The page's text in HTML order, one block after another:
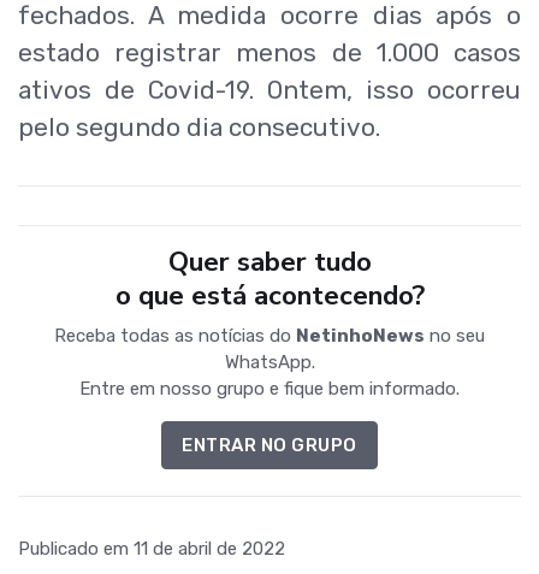
fechados. A medida ocorre dias após o
estado registrar menos de 1.000 casos
ativos de Covid-19. Ontem, isso ocorreu
pelo segundo dia consecutivo.
Quer saber tudo
o que está acontecendo?
Receba todas as notícias do NetinhoNews no seu
WhatsApp.
Entre em nosso grupo e fique bem informado.
ENTRAR NO GRUPO
Publicado em 11 de abril de 2022